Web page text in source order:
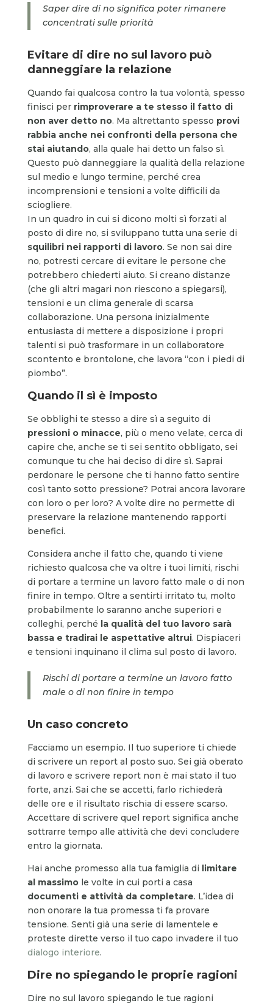
Saper dire di no significa poter rimanere
concentrati sulle priorità
Evitare di dire no sul lavoro può
danneggiare la relazione
Quando fai qualcosa contro la tua volontà, spesso
finisci per rimproverare a te stesso il fatto di
non aver detto no. Ma altrettanto spesso provi
rabbia anche nei confronti della persona che
stai aiutando, alla quale hai detto un falso sì.
Questo può danneggiare la qualità della relazione
sul medio e lungo termine, perché crea
incomprensioni e tensioni a volte difficili da
sciogliere.
In un quadro in cui si dicono molti sì forzati al
posto di dire no, si sviluppano tutta una serie di
squilibri nei rapporti di lavoro. Se non sai dire
no, potresti cercare di evitare le persone che
potrebbero chiederti aiuto. Si creano distanze
(che gli altri magari non riescono a spiegarsi),
tensioni e un clima generale di scarsa
collaborazione. Una persona inizialmente
entusiasta di mettere a disposizione i propri
talenti si può trasformare in un collaboratore
scontento e brontolone, che lavora “con i piedi di
piombo”.
Quando il sì è imposto
Se obblighi te stesso a dire sì a seguito di
pressioni o minacce, più o meno velate, cerca di
capire che, anche se ti sei sentito obbligato, sei
comunque tu che hai deciso di dire sì. Saprai
perdonare le persone che ti hanno fatto sentire
così tanto sotto pressione? Potrai ancora lavorare
con loro o per loro? A volte dire no permette di
preservare la relazione mantenendo rapporti
benefici.
Considera anche il fatto che, quando ti viene
richiesto qualcosa che va oltre i tuoi limiti, rischi
di portare a termine un lavoro fatto male o di non
finire in tempo. Oltre a sentirti irritato tu, molto
probabilmente lo saranno anche superiori e
colleghi, perché la qualità del tuo lavoro sarà
bassa e tradirai le aspettative altrui. Dispiaceri
e tensioni inquinano il clima sul posto di lavoro.
Rischi di portare a termine un lavoro fatto
male o di non finire in tempo
Un caso concreto
Facciamo un esempio. Il tuo superiore ti chiede
di scrivere un report al posto suo. Sei già oberato
di lavoro e scrivere report non è mai stato il tuo
forte, anzi. Sai che se accetti, farlo richiederà
delle ore e il risultato rischia di essere scarso.
Accettare di scrivere quel report significa anche
sottrarre tempo alle attività che devi concludere
entro la giornata.
Hai anche promesso alla tua famiglia di limitare
al massimo le volte in cui porti a casa
documenti e attività da completare. L’idea di
non onorare la tua promessa ti fa provare
tensione. Senti già una serie di lamentele e
proteste dirette verso il tuo capo invadere il tuo
dialogo interiore.
Dire no spiegando le proprie ragioni
Dire no sul lavoro spiegando le tue ragioni